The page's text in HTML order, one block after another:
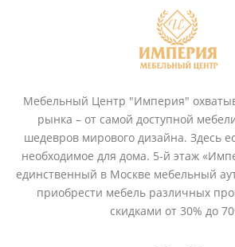
Мебельный Центр "Империя"
рынка – от самой доступной
шедевров мирового дизайна. Здесь
необходимое для дома. 5-й этаж
единственный в Москве мебельный
приобрести мебель различных
скидками от 30% до